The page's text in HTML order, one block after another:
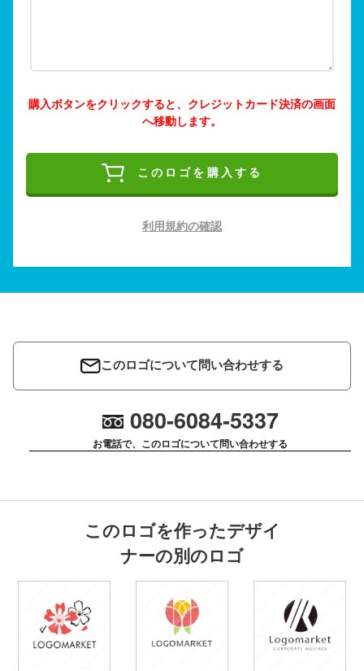
購入ボタンをクリックすると、クレジットカード決済の画面
へ移動します。
このロゴを購入する
利用規約の確認
このロゴについて問い合わせする
080-6084-5337
お電話で、このロゴについて問い合わせする
このロゴを作ったデザイ
ナーの別のロゴ